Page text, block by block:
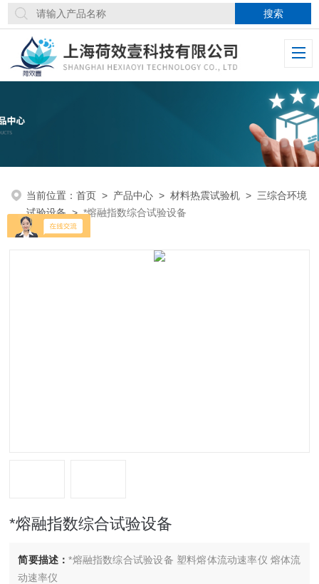
当前位置：首页 > 产品中心 >材料热震试验机 > 三综合环境
试验设备>*熔融指数综合试验设备
*熔融指数综合试验设备
简要描述：*熔融指数综合试验设备 塑料熔体流动速率仪 熔体流
动速率仪